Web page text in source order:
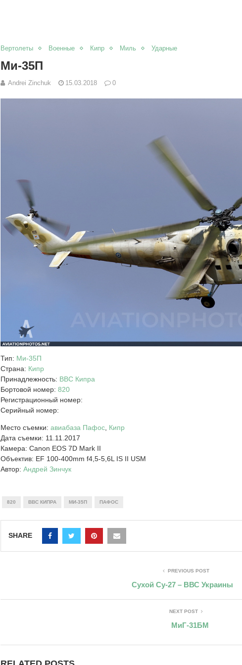
Вертолеты Военные Кипр Миль Ударные
Ми-35П
Andrei Zinchuk 15.03.2018 0
Тип: Ми-35П
Страна: Кипр
Принадлежность: ВВС Кипра
Бортовой номер: 820
Регистрационный номер:
Серийный номер:
Место съемки: авиабаза Пафос Кипр
Дата съемки: 11.11.2017
Камера: Canon EOS 7D Mark II
Объектив: EF 100-400mm f4,5-5,6L IS II USM
Автор: Андрей Зинчук
820 ВВС КИПРА МИ-35П ПАФОС
SHARE
PREVIOUS POST
Сухой Су-27 – ВВС Украины
NEXT POST
МиГ-31БМ